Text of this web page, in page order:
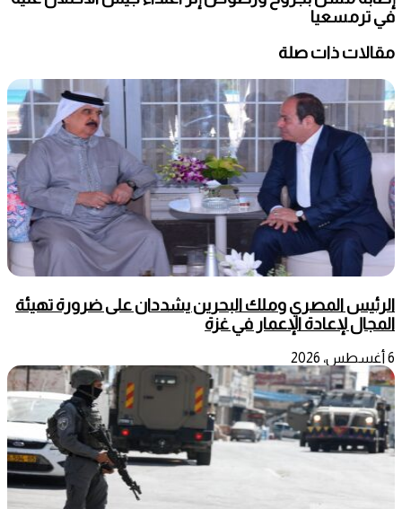
في ترمسعيا
مقالات ذات صلة
الرئيس المصري وملك البحرين يشددان على ضرورة تهيئة
المجال لإعادة الإعمار في غزة
6 أغسطس، 2026